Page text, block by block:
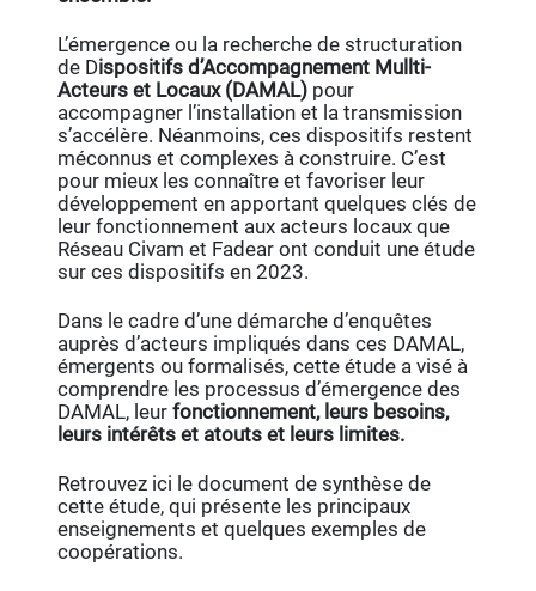
L’émergence ou la recherche de structuration
de Dispositifs d’Accompagnement Mullti-
Acteurs et Locaux (DAMAL) pour
accompagner l’installation et la transmission
s’accélère. Néanmoins, ces dispositifs restent
méconnus et complexes à construire. C’est
pour mieux les connaître et favoriser leur
développement en apportant quelques clés de
leur fonctionnement aux acteurs locaux que
Réseau Civam et Fadear ont conduit une étude
sur ces dispositifs en 2023.
Dans le cadre d’une démarche d’enquêtes
auprès d’acteurs impliqués dans ces DAMAL,
émergents ou formalisés, cette étude a visé à
comprendre les processus d’émergence des
DAMAL, leur fonctionnement, leurs besoins,
leurs intérêts et atouts et leurs limites.
Retrouvez ici le document de synthèse de
cette étude, qui présente les principaux
enseignements et quelques exemples de
coopérations.